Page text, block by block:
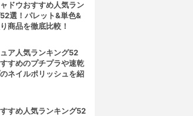
ドウおすすめ人気ラン
選！パレット&単色&
商品を徹底比較！
ア人気ランキング52
すめのプチプラや速乾
ネイルポリッシュを紹
すめ人気ランキング52